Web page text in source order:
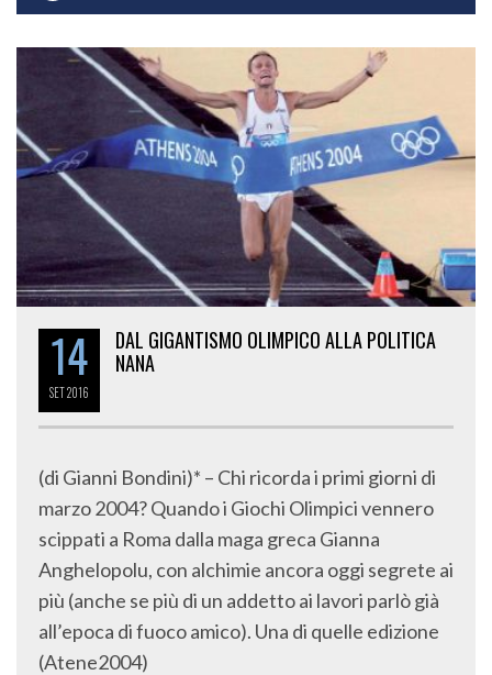
14
SET2016
DAL GIGANTISMO OLIMPICO ALLA POLITICA
NANA
(di Gianni Bondini)* – Chi ricorda i primi giorni di
marzo 2004? Quando i Giochi Olimpici vennero
scippati a Roma dalla maga greca Gianna
Anghelopolu, con alchimie ancora oggi segrete ai
più (anche se più di un addetto ai lavori parlò già
all’epoca di fuoco amico). Una di quelle edizione
(Atene2004)